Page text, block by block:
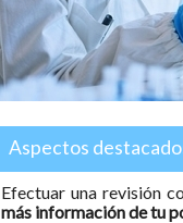
Aspectos
Efectuar una revisión
más información de tu